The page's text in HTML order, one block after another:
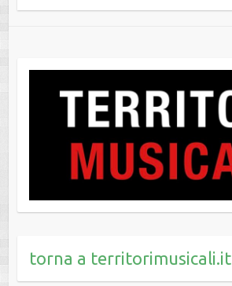
torna a territorimusicali.it